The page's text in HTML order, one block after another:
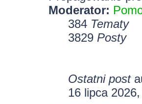
Moderator:
384 Tematy
3829 Posty
Ostatni post
16 lipca